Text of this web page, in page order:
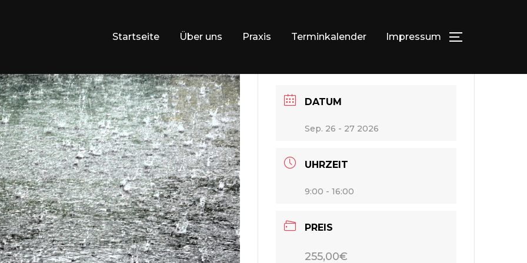
Startseite Über uns Praxis Terminkalender Impressum
DATUM
Sep. 26 - 27 2026
UHRZEIT
9:00 - 16:00
PREIS
255,00€